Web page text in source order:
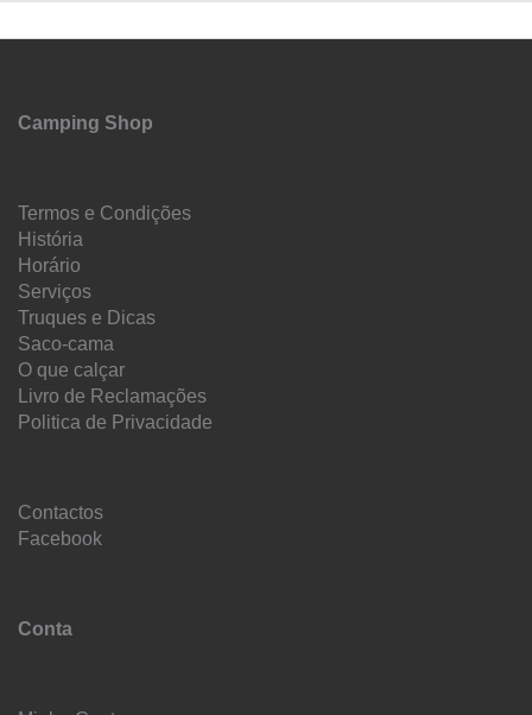
Camping Shop
Termos e Condições
História
Horário
Serviços
Truques e Dicas
Saco-cama
O que calçar
Livro de Reclamações
Politica de Privacidade
Contactos
Facebook
Conta